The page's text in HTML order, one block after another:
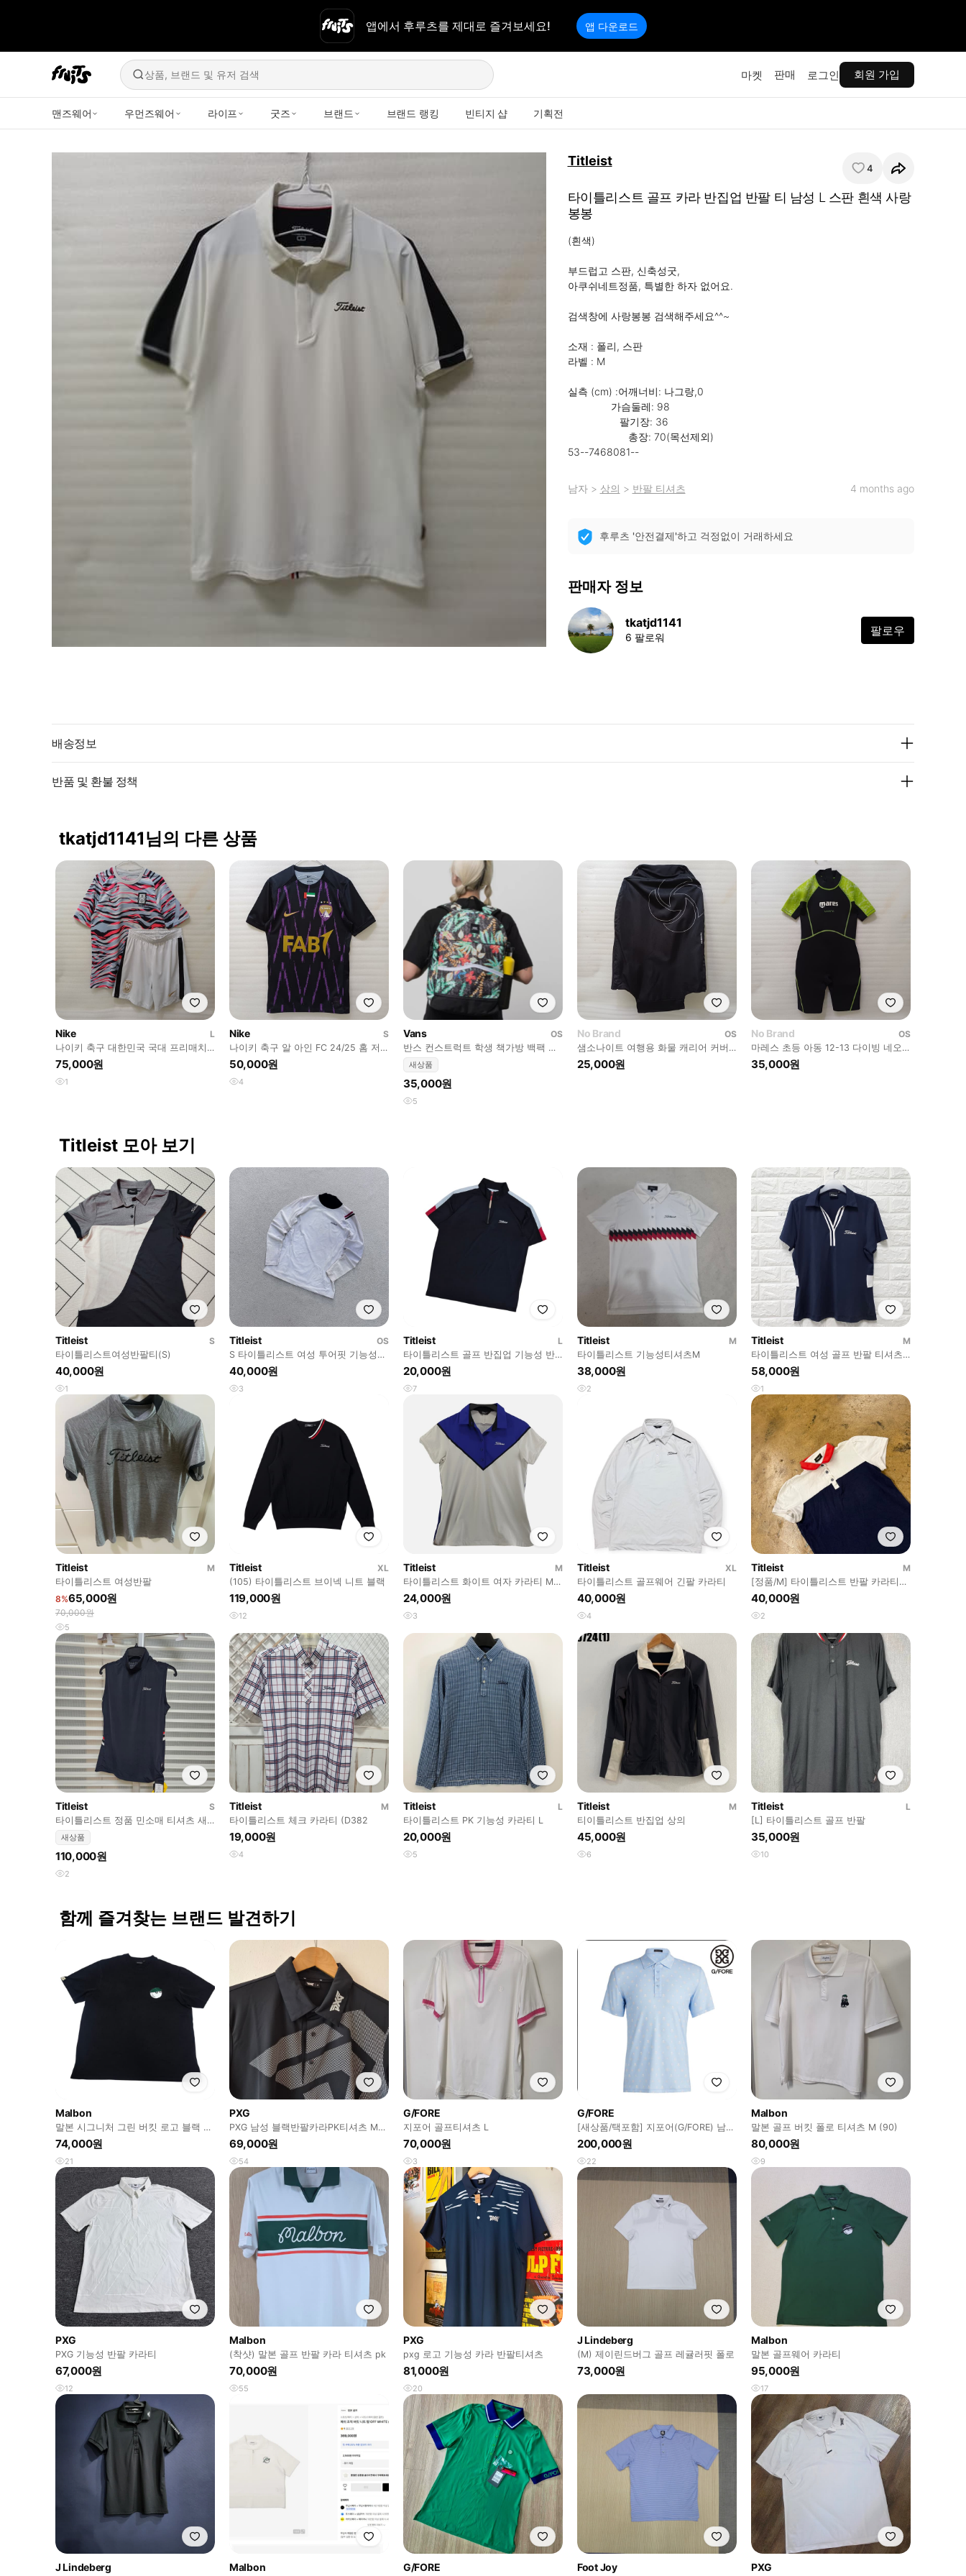
앱에서 후루츠를 제대로 즐겨보세요! 앱 다운로드
상품, 브랜드 및 유저 검색 마켓 판매 로그인 회원 가입
맨즈웨어 우먼즈웨어 라이프 굿즈 브랜드 브랜드 랭킹 빈티지 샵 기획전
Titleist 4
타이틀리스트 골프 카라 반집업 반팔 티 남성 L 스판 흰색 사랑
봉봉
(흰색)
부드럽고 스판, 신축성굿,
아쿠쉬네트정품, 특별한 하자 없어요.
검색창에 사랑봉봉 검색해주세요^^~
소재 : 폴리, 스판
라벨 : M
실측 (cm) :어깨너비: 나그랑,0
53--7468081--
남자> 상의 > 반팔 티셔츠 4 months ago
후루츠 '안전결제'하고 걱정없이 거래하세요
판매자 정보
tkatjd1141
6 팔로워 팔로우
배송정보
반품 및 환불 정책
tkatjd1141님의 다른 상품
Nike
L
나이키 축구 대한민국 국대 프리매치
탑 쇼츠 반바지 사랑봉봉
75,000원
1
Nike
S
나이키 축구 알 아인 FC 24/25 홈 저
지 유니폼 S 훌륭 사랑봉봉
50,000원
4
Vans
OS
반스 컨스트럭트 학생 책가방 백팩 가
방 경량 새제품 사랑봉봉
새상품
35,000원
5
No Brand
OS
샘소나이트 여행용 화물 캐리어 커버
여행 가방 라지 L 사랑봉봉
25,000원
No Brand
OS
마레스 초등 아동 12-13 다이빙 네오
프렌 스윔 슈트 스노클링 사랑봉봉
35,000원
Titleist 모아 보기
Titleist
S
타이틀리스트여성반팔티(S)
40,000원
1
Titleist
OS
S 타이틀리스트 여성 투어핏 기능성
긴팔 티셔츠 0623E
40,000원
3
Titleist
L
타이틀리스트 골프 반집업 기능성 반
팔티
20,000원
7
Titleist
M
타이틀리스트 기능성티셔츠M
38,000원
2
Titleist
M
타이틀리스트 여성 골프 반팔 티셔츠
네이비 M
58,000원
1
Titleist
M
타이틀리스트 여성반팔
8%65,000원
70,000원
5
Titleist
XL
(105) 타이틀리스트 브이넥 니트 블랙
119,000원
12
Titleist
M
타이틀리스트 화이트 여자 카라티 M
N9909
24,000원
3
Titleist
XL
타이틀리스트 골프웨어 긴팔 카라티
40,000원
4
Titleist
M
[정품/M] 타이틀리스트 반팔 카라티
b13
40,000원
2
Titleist
S
타이틀리스트 정품 민소매 티셔츠 새
것새상품
110,000원
2
Titleist
M
타이틀리스트 체크 카라티 (D382
19,000원
4
Titleist
L
타이틀리스트 PK 기능성 카라티 L
20,000원
5
Titleist
M
티이틀리스트 반집업 상의
45,000원
6
Titleist
L
[L] 타이틀리스트 골프 반팔
35,000원
10
함께 즐겨찾는 브랜드 발견하기
Malbon
말본 시그니처 그린 버킷 로고 블랙 반
팔티 XXL 오버핏
74,000원
21
PXG
PXG 남성 블랙반팔카라PK티셔츠 M사
이즈
69,000원
54
G/FORE
지포어 골프티셔츠 L
70,000원
3
G/FORE
​[새상품/택포함] 지포어(G/FORE) 남성
폴로 골프 티셔츠 하늘색
200,000원
22
Malbon
말본 골프 버킷 폴로 티셔츠 M (90)
80,000원
9
PXG
PXG 기능성 반팔 카라티
67,000원
12
Malbon
(착샷) 말본 골프 반팔 카라 티셔츠 pk
70,000원
55
PXG
pxg 로고 기능성 카라 반팔티셔츠
81,000원
20
J Lindeberg
(M) 제이린드버그 골프 레귤러핏 폴로
73,000원
Malbon
말본 골프웨어 카라티
95,000원
17
J Lindeberg Malbon G/FORE Foot Joy PXG